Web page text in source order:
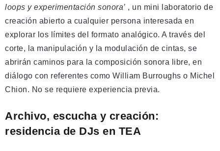
loops y experimentación sonora’ , un mini laboratorio de
creación abierto a cualquier persona interesada en
explorar los límites del formato analógico. A través del
corte, la manipulación y la modulación de cintas, se
abrirán caminos para la composición sonora libre, en
diálogo con referentes como William Burroughs o Michel
Chion. No se requiere experiencia previa.
Archivo, escucha y creación:
residencia de DJs en TEA